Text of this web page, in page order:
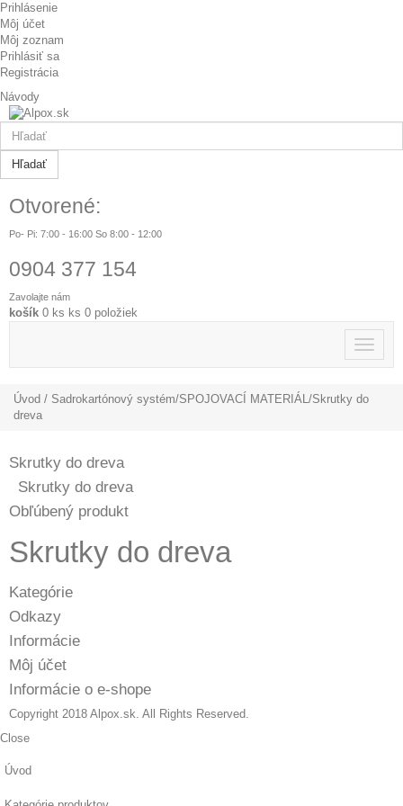
Prihlásenie
Môj účet
Môj zoznam
Prihlásiť sa
Registrácia
Návody
Hľadať
Otvorené:
Po- Pi: 7:00 - 16:00 So 8:00 - 12:00
0904 377 154
Zavolajte nám
košík 0 ks ks 0 položiek
Toggle
Úvod / Sadrokartónový systém/SPOJOVACÍ MATERIÁL/Skrutky do
dreva
Skrutky do dreva
Skrutky do dreva
Obľúbený produkt
Skrutky do dreva
Kategórie
Odkazy
Informácie
Môj účet
Informácie o e-shope
Copyright 2018 Alpox.sk. All Rights Reserved.
Close
Úvod